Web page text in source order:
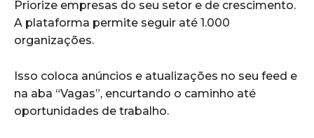
Priorize empresas do seu setor e de crescimento.
A plataforma permite seguir até 1.000
organizações.
Isso coloca anúncios e atualizações no seu feed e
na aba “Vagas”, encurtando o caminho até
oportunidades de trabalho.